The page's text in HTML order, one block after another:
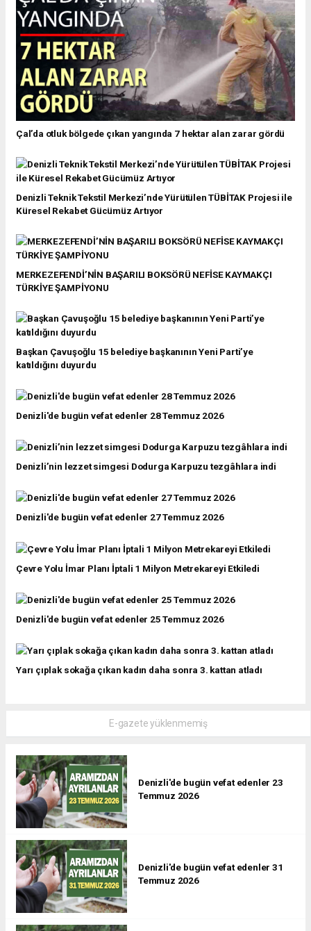
Çal’da otluk bölgede çıkan yangında 7 hektar alan zarar gördü
Denizli Teknik Tekstil Merkezi’nde Yürütülen TÜBİTAK Projesi ile
Küresel Rekabet Gücümüz Artıyor
MERKEZEFENDİ’NİN BAŞARILI BOKSÖRÜ NEFİSE KAYMAKÇI
TÜRKİYE ŞAMPİYONU
Başkan Çavuşoğlu 15 belediye başkanının Yeni Parti’ye
katıldığını duyurdu
Denizli'de bugün vefat edenler 28 Temmuz 2026
Denizli’nin lezzet simgesi Dodurga Karpuzu tezgâhlara indi
Denizli'de bugün vefat edenler 27 Temmuz 2026
Çevre Yolu İmar Planı İptali 1 Milyon Metrekareyi Etkiledi
Denizli'de bugün vefat edenler 25 Temmuz 2026
Yarı çıplak sokağa çıkan kadın daha sonra 3. kattan atladı
E-gazete yüklenmemiş
Denizli'de bugün vefat edenler 23
Temmuz 2026
Denizli'de bugün vefat edenler 31
Temmuz 2026